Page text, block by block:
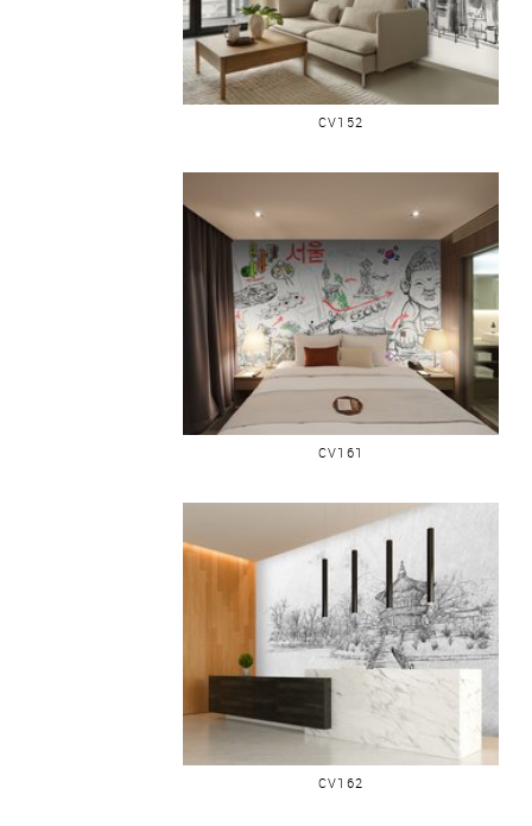
LILLE QUARTIER VIEUX LILLE
CV152
SÉOUL CARTE CROQUIS DE VOYAGE
CV161
SÉOUL PALAIS GYEONGBOKGUNG
CV162